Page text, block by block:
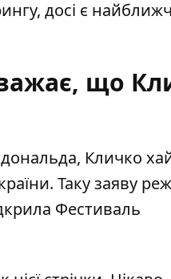
досі є
що
Кличко
Таку заяву
Фестиваль